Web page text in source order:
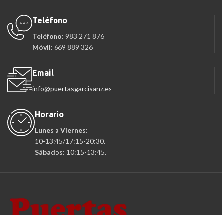
Teléfono
Teléfono: 983 271 876
Móvil: 669 889 326
Email
info@puertasgarcisanz.es
Horario
Lunes a Viernes:
10-13:45/17:15-20:30.
Sábados: 10:15-13:45.